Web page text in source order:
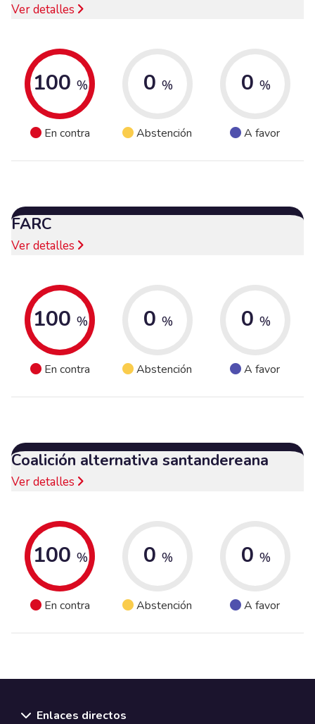
Ver detalles
100 %
En contra
0 %
Abstención
0 %
A favor
FARC
Ver detalles
100 %
En contra
0 %
Abstención
0 %
A favor
Coalición alternativa santandereana
Ver detalles
100 %
En contra
0 %
Abstención
0 %
A favor
Enlaces directos